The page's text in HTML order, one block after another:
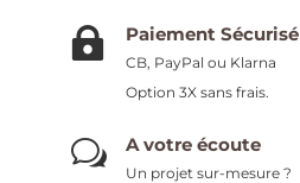
 Paiement Sécurisé
CB, PayPal ou Klarna
Option 3X sans frais.
w A votre écoute
Un projet sur-mesure ?